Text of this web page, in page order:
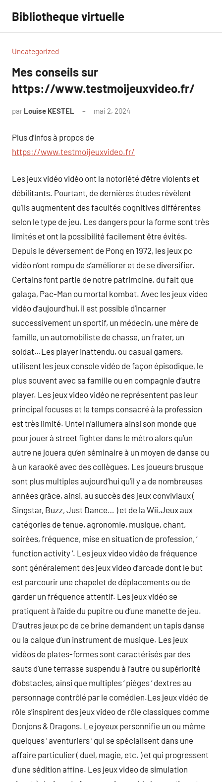
contenu
Bibliotheque virtuelle
Uncategorized
Mes conseils sur
https://www.testmoijeuxvideo.fr/
par Louise KESTEL mai 2, 2024
Plus d’infos à propos de
https://www.testmoijeuxvideo.fr/
Les jeux vidéo vidéo ont la notoriété d’être violents et
débilitants. Pourtant, de dernières études révèlent
qu’ils augmentent des facultés cognitives différentes
selon le type de jeu. Les dangers pour la forme sont très
limités et ont la possibilité facilement être évités.
Depuis le déversement de Pong en 1972, les jeux pc
vidéo n’ont rompu de s’améliorer et de se diversifier.
Certains font partie de notre patrimoine, du fait que
galaga, Pac-Man ou mortal kombat. Avec les jeux video
vidéo d’aujourd’hui, il est possible d’incarner
successivement un sportif, un médecin, une mère de
famille, un automobiliste de chasse, un frater, un
soldat…Les player inattendu, ou casual gamers,
utilisent les jeux console vidéo de façon épisodique, le
plus souvent avec sa famille ou en compagnie d’autre
player. Les jeux video vidéo ne représentent pas leur
principal focuses et le temps consacré à la profession
est très limité. Untel n’allumera ainsi son monde que
pour jouer à street fighter dans le métro alors qu’un
autre ne jouera qu’en séminaire à un moyen de danse ou
à un karaoké avec des collègues. Les joueurs brusque
sont plus multiples aujourd’hui qu’il y a de nombreuses
années grâce, ainsi, au succès des jeux conviviaux (
Singstar, Buzz, Just Dance… ) et de la Wii.Jeux aux
catégories de tenue, agronomie, musique, chant,
soirées, fréquence, mise en situation de profession, ‘
function activity ‘. Les jeux video vidéo de fréquence
sont généralement des jeux video d’arcade dont le but
est parcourir une chapelet de déplacements ou de
garder un fréquence attentif. Les jeux vidéo se
pratiquent à l’aide du pupitre ou d’une manette de jeu.
D’autres jeux pc de ce brine demandent un tapis danse
ou la calque d’un instrument de musique. Les jeux
vidéos de plates-formes sont caractérisés par des
sauts d’une terrasse suspendu à l’autre ou supériorité
d’obstacles, ainsi que multiples ‘ pièges ‘ dextres au
personnage contrôlé par le comédien.Les jeux vidéo de
rôle s’inspirent des jeux video de rôle classiques comme
Donjons & Dragons. Le joyeux personnifie un ou même
quelques ‘ aventuriers ‘ qui se spécialisent dans une
affaire particulier ( duel, magie, etc. ) et qui progressent
d’une sédition affine. Les jeux video de simulation